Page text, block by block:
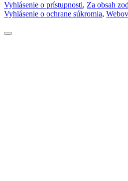
Vyhlásenie o prístupnosti, Za obsah
Vyhlásenie o ochrane súkromia,